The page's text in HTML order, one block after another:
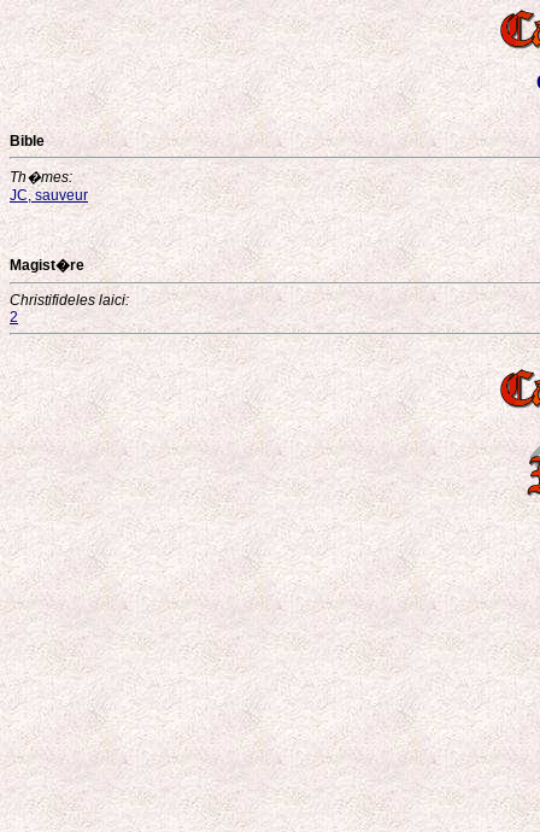
Bible
Th�mes:
JC, sauveur
Magist�re
Christifideles laici:
2